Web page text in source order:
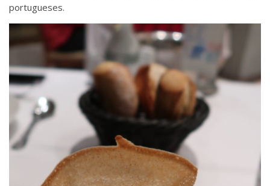
portugueses.